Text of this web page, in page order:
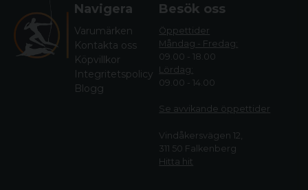
Navigera
Varumärken
Kontakta oss
Köpvillkor
Integritetspolicy
Blogg
Besök oss
Öppettider
Måndag - Fredag:
09.00 - 18.00
Lördag:
09.00 - 14.00
Se avvikande öppettider
Vindåkersvägen 12,
311 50 Falkenberg
Hitta hit